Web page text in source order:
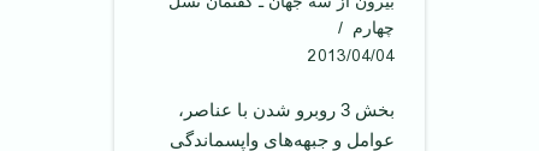
چهارم
2013/04/04
بخش 3 روبرو شدن با عناصر،
عوامل و جبهه‌های واپسماندگی